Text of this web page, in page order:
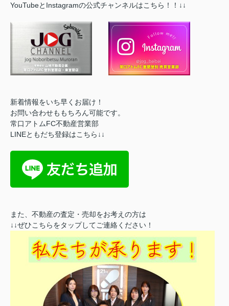
YouTubeとInstagramの公式チャンネルはこちら！！↓↓
新着情報をいち早くお届け！
お問い合わせももちろん可能です。
常口アトムFC不動産営業部
LINEともだち登録はこちら↓↓
また、不動産の査定・売却をお考えの方は
↓↓ぜひこちらをタップしてご連絡ください！